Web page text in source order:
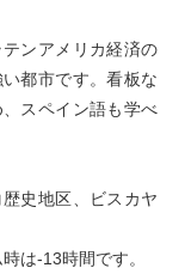
ンアメリカ経済の
都市です。看板な
スペイン語も学べ
史地区、ビスカヤ
は-13時間です。